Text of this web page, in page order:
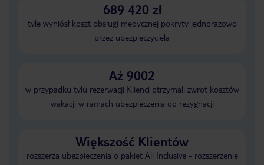
689 420 zł
tyle wyniósł koszt obsługi medycznej pokryty jednorazowo
przez ubezpieczyciela
Aż 9002
w przypadku tylu rezerwacji Klienci otrzymali zwrot kosztów
wakacji w ramach ubezpieczenia od rezygnacji
Większość Klientów
rozszerza ubezpieczenia o pakiet All Inclusive - rozszerzenie